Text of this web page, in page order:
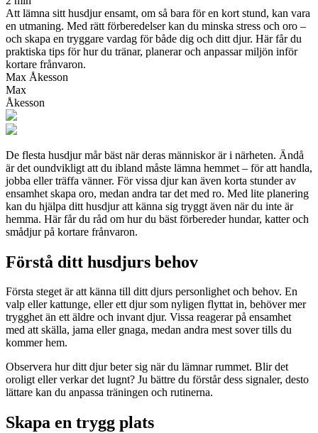
Att lämna sitt husdjur ensamt, om så bara för en kort stund, kan vara
en utmaning. Med rätt förberedelser kan du minska stress och oro –
och skapa en tryggare vardag för både dig och ditt djur. Här får du
praktiska tips för hur du tränar, planerar och anpassar miljön inför
kortare frånvaron.
Max Åkesson
Max
Åkesson
De flesta husdjur mår bäst när deras människor är i närheten. Ändå
är det oundvikligt att du ibland måste lämna hemmet – för att handla,
jobba eller träffa vänner. För vissa djur kan även korta stunder av
ensamhet skapa oro, medan andra tar det med ro. Med lite planering
kan du hjälpa ditt husdjur att känna sig tryggt även när du inte är
hemma. Här får du råd om hur du bäst förbereder hundar, katter och
smådjur på kortare frånvaron.
Förstå ditt husdjurs behov
Första steget är att känna till ditt djurs personlighet och behov. En
valp eller kattunge, eller ett djur som nyligen flyttat in, behöver mer
trygghet än ett äldre och invant djur. Vissa reagerar på ensamhet
med att skälla, jama eller gnaga, medan andra mest sover tills du
kommer hem.
Observera hur ditt djur beter sig när du lämnar rummet. Blir det
oroligt eller verkar det lugnt? Ju bättre du förstår dess signaler, desto
lättare kan du anpassa träningen och rutinerna.
Skapa en trygg plats